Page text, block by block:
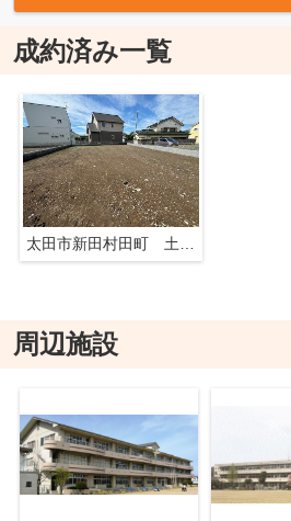
成約済み一覧
周辺施設